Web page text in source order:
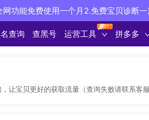
功能免费使用一个月2.免费宝贝诊断
查询 查黑号 运营工具 拼多多
让宝贝更好的获取流量（查询失败请联系客服